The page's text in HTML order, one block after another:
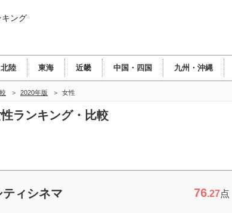
ング
陸 東海 近畿 中国・四国 九州・沖縄
2020年版 女性
ランキング・比較
ィシネマ 76.27点